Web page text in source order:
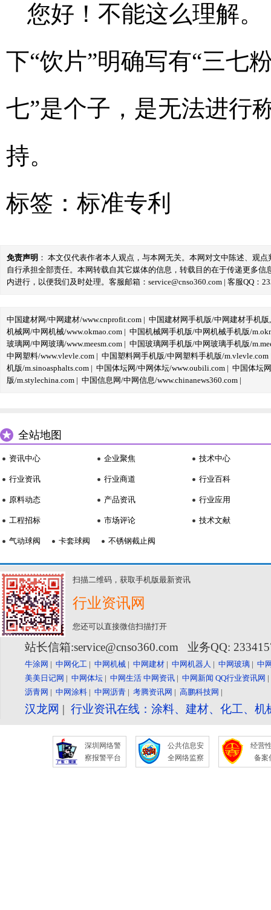
您好！不能这么理解
下“饮片”明确写有“三七
七”是个子，是无法进行
持。
标签： 标准专利
免责声明 ： 本文仅代表作者本人观点，与本网无关。本网对文中陈述、观
自行承担全部责任。本网转载自其它媒体的信息，转载目的在于传递更多
内进行，以便我们及时处理。客服邮箱：service@cnso360.com | 客服QQ：
中国建材网/中网建材/www.cnprofit.com | 中国建材网手机版/中网建材手机版
机械网/中网机械/www.okmao.com | 中国机械网手机版/中网机械手机版/
玻璃网/中网玻璃/www.meesm.com | 中国玻璃网手机版/中网玻璃手机版/
中网塑料/www.vlevle.com | 中国塑料网手机版/中网塑料手机版/m.vlevle.com
机版/m.sinoasphalts.com | 中国体坛网/中网体坛/www.oubili.com | 中国体坛
版/m.stylechina.com | 中国信息网/中网信息/www.chinanews360.com |
全站地图
资讯中心
行业资讯
原料动态
工程招标
企业聚焦
行业商道
产品资讯
市场评论
技术中心
行业百科
行业应用
技术文献
气动球阀 卡套球阀 不锈钢截止阀
扫描二维码，获取手机版最新资讯
行业资讯网
您还可以直接微信扫描打开
站长信箱:service@cnso360.com 业务QQ:
牛涂网 | 中网化工 | 中网机械 | 中网建材 | 中网机器人 | 中网玻璃 | 中
美美日记网 | 中网体坛 | 中网生活 中网资讯 | 中网新闻 QQ行业资讯网
沥青网 | 中网涂料 | 中网沥青 | 考腾资讯网 | 高鹏科技网 |
汉龙网 | 行业资讯在线：涂料、建材、化工、
深圳网络警
察报警平台
公共信息安
全网络监察
经营
备案